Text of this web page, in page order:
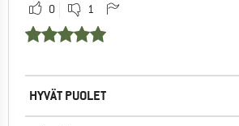
0 1
HYVÄT PUOLET